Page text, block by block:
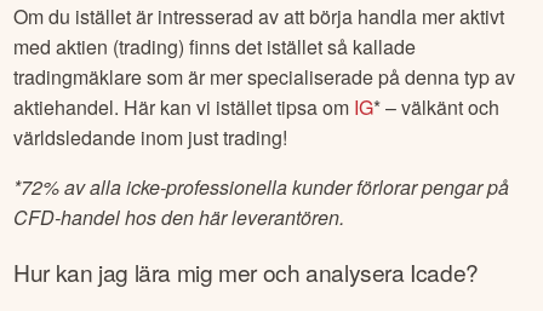
Om du istället är intresserad av att börja handla mer aktivt
med aktien (trading) finns det istället så kallade
tradingmäklare som är mer specialiserade på denna typ av
aktiehandel. Här kan vi istället tipsa om IG* – välkänt och
världsledande inom just trading!
*72% av alla icke-professionella kunder förlorar pengar på
CFD-handel hos den här leverantören.
Hur kan jag lära mig mer och analysera Icade?